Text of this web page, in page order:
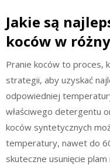
Jakie są
koców w
Pranie koców to proces,
strategii, aby uzyskać
odpowiedniej
właściwego detergentu
koców syntetycznych
temperatury, nawet do
skuteczne usunięcie